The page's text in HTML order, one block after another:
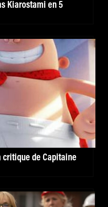
Kiarostami en 5
critique de Capitaine